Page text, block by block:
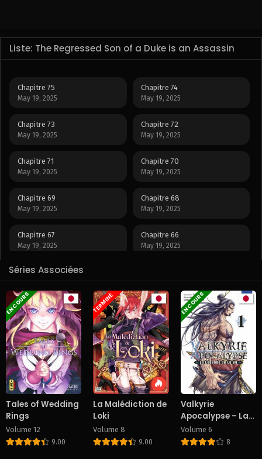
Liste: The Regressed Son of a Duke is an Assassin
Chapitre 75
May 19, 2025
Chapitre 74
May 19, 2025
Chapitre 73
May 19, 2025
Chapitre 72
May 19, 2025
Chapitre 71
May 19, 2025
Chapitre 70
May 19, 2025
Chapitre 69
May 19, 2025
Chapitre 68
May 19, 2025
Chapitre 67
May 19, 2025
Chapitre 66
May 19, 2025
Chapitre 65
May 19, 2025 May 19, 2025
Chapitre 63
May 19, 2025
Chapitre 62
May 19, 2025
Chapitre 61
May 19, 2025
Chapitre 60
May 19, 2025
Chapitre 59
May 19, 2025
Chapitre 58
May 19, 2025
Chapitre 57
May 19, 2025
Séries Associées
EN COURS
Tales of Wedding
Rings
Volume 12
9.00
TERMINÉ
La Malédiction de
Loki
Volume 8
9.00
EN COURS
Valkyrie
Apocalypse – La
Légende de Lü Bu
Volume 6
8